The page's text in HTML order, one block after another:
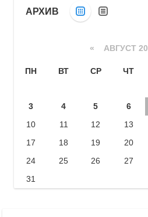
АРХИВ
« АВГУСТ
ПН ВТ СР ЧТ
3
4 5 6
10
11 12 13
17
18 19 20
24
25 26 27
31